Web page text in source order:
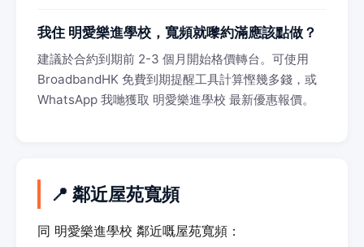
我住 明愛樂進學校，寬頻就嚟約滿應該點做？
建議於合約到期前 2-3 個月開始格價轉台。可使用
BroadbandHK 免費到期提醒工具計算慳幾多錢，或
WhatsApp 我哋獲取 明愛樂進學校 最新優惠報價。
📍 鄰近屋苑寬頻
同 明愛樂進學校 鄰近嘅屋苑寬頻：